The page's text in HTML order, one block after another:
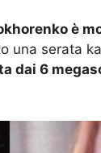
è
una serata
dai 6